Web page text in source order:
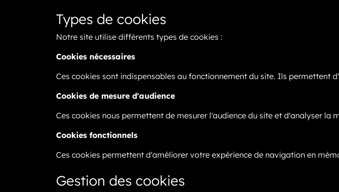
Types de cookies
Notre site utilise différents types de cookies :
Cookies nécessaires
Ces cookies sont indispensables au fonctionnement du site. Ils permettent
Cookies de mesure d'audience
Ces cookies nous permettent de mesurer l'audience du site et d'analyser
Cookies fonctionnels
Ces cookies permettent d'améliorer votre expérience de navigation en
Gestion des cookies